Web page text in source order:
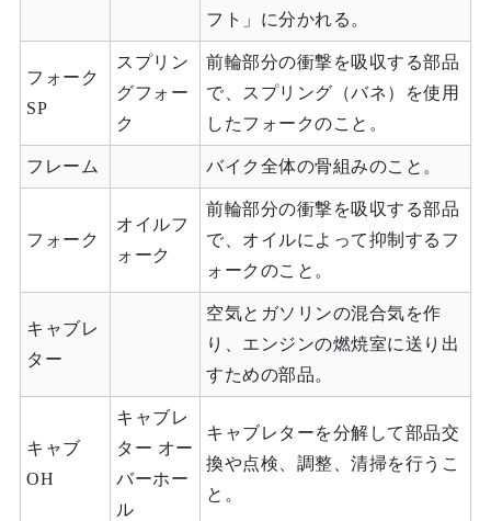
フト」に分かれる。
フォーク
SP
スプリン
グフォー
ク
前輪部分の衝撃を吸収する部品
で、スプリング（バネ）を使用
したフォークのこと。
フレーム バイク全体の骨組みのこと。
フォーク
オイルフ
ォーク
前輪部分の衝撃を吸収する部品
で、オイルによって抑制するフ
ォークのこと。
キャブレ
ター
空気とガソリンの混合気を作
り、エンジンの燃焼室に送り出
すための部品。
キャブ
OH
キャブレ
ター オー
バーホー
ル
キャブレターを分解して部品交
換や点検、調整、清掃を行うこ
と。